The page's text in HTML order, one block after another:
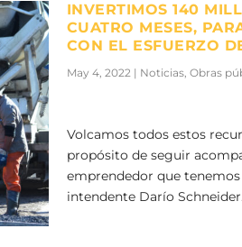
INVERTIMOS 140
CUATRO MESES,
CON EL ESFUERZO
May 4, 2022| Noticias, Obras
Volcamos todos estos
propósito de seguir
emprendedor que
intendente Darío Schneider.